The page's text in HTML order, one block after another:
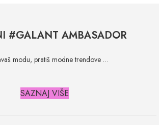
#GALANT AMBASADOR
modu, pratiš modne trendove …
SAZNAJ VIŠE